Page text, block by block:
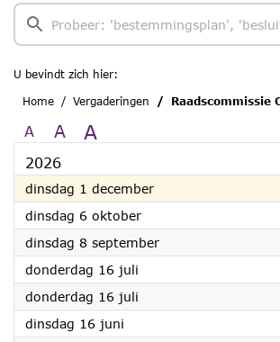
U bevindt zich hier:
Home
Vergaderingen Raadscommissie
A A A
2026
dinsdag 1 december2026
dinsdag 6 oktober2026
dinsdag 8 september2026
donderdag 16 juli
donderdag 16 juli
dinsdag 16 juni